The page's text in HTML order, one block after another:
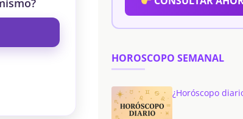
HOROSCOPO SEMANAL
¿Horóscopo